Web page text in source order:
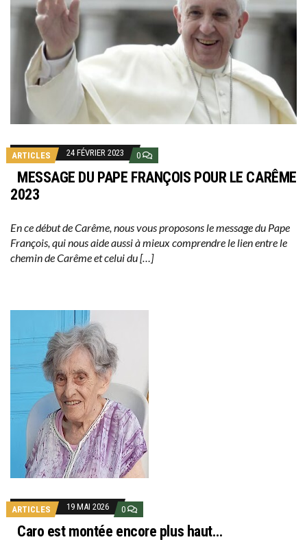
ARTICLES 24 FÉVRIER 2023 0
MESSAGE DU PAPE FRANÇOIS POUR LE CARÊME
2023
En ce début de Carême, nous vous proposons le message du Pape
François, qui nous aide aussi à mieux comprendre le lien entre le
chemin de Carême et celui du […]
ARTICLES 19 MAI 2026 0
Caro est montée encore plus haut…